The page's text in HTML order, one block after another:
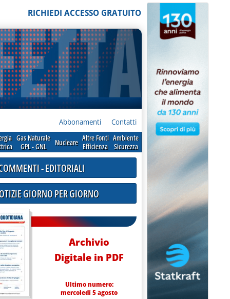
RICHIEDI ACCESSO GRATUITO
Abbonamenti Contatti
Gas Naturale
GPL - GNL
Nucleare Altre Fonti
Efficienza
Ambiente
Sicurezza
- EDITORIALI
GIORNO PER GIORNO
Archivio
Digitale in PDF
Ultimo numero:
mercoledì 5 agosto